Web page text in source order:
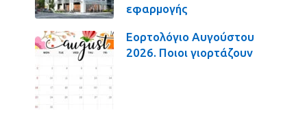
εφαρμογής
Εορτολόγιο Αυγούστου
2026. Ποιοι γιορτάζουν